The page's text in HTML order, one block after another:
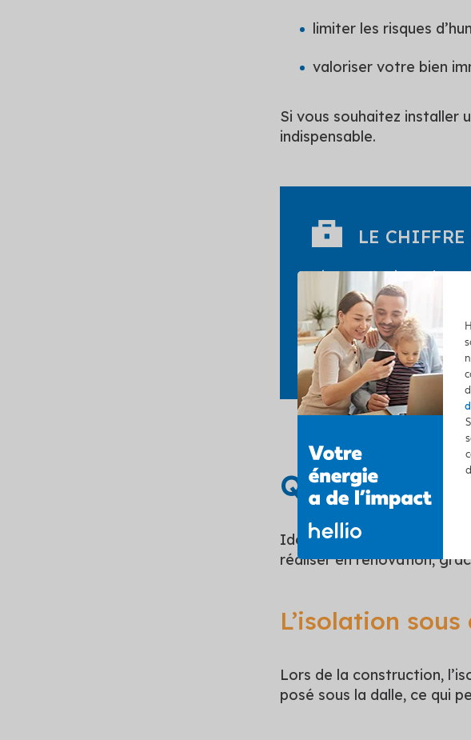
limiter les risques
valoriser votre bien
Si vous souhaitez installer
indispensable.
LE
Si votre maison date
ses planchers bas.
pour réduire votre
Source :Ademe
Quand
Idéalement, l’isolation
réaliser en rénovation,
L’isolation
Lors de la construction,
posé sous la dalle, ce qui